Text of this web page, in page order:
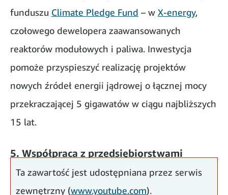
funduszu Climate Pledge Fund – w X-energy,
czołowego dewelopera zaawansowanych
reaktorów modułowych i paliwa. Inwestycja
pomoże przyspieszyć realizację projektów
nowych źródeł energii jądrowej o łącznej mocy
przekraczającej 5 gigawatów w ciągu najbliższych
15 lat.
5. Współpraca z przedsiębiorstwami
użyteczności publicznej i liderami
Ta zawartość jest udostępniana przez serwis
zewnętrzny (www.youtube.com).